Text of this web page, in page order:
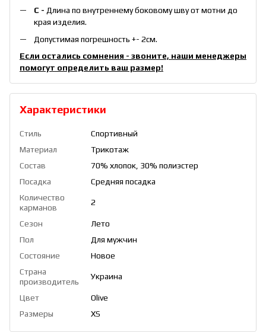
С - Длина по внутреннему боковому шву от мотни до
края изделия.
Допустимая погрешность +- 2см.
Если остались сомнения - звоните, наши менеджеры
помогут определить ваш размер!
Характеристики
Стиль
Спортивный
Материал
Трикотаж
Состав
70% хлопок, 30% полиэстер
Посадка
Средняя посадка
Количество
карманов
2
Сезон
Лето
Пол
Для мужчин
Состояние
Новое
Страна
производитель
Украина
Цвет
Olive
Размеры
XS